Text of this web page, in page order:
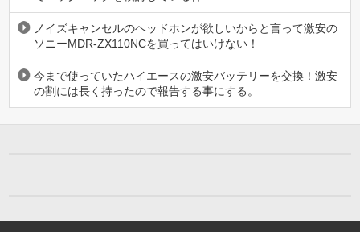
ノイズキャンセルのヘッドホンが欲しいからと言って激安の
ソニーMDR-ZX110NCを買ってはいけない！
今まで使っていたハイエースの激安バッテリーを交換！激安
の割には長く持ったので報告する事にする。